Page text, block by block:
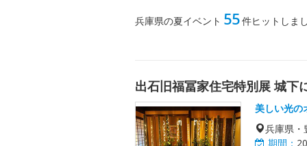
兵庫県の夏イベント 55件ヒットしま
出石旧福冨家住宅特別展 城下
美しい光の
兵庫県・
期間：